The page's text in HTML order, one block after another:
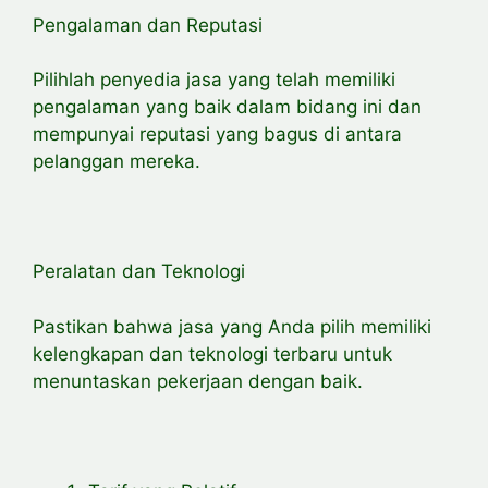
Pengalaman dan Reputasi
Pilihlah penyedia jasa yang telah memiliki
pengalaman yang baik dalam bidang ini dan
mempunyai reputasi yang bagus di antara
pelanggan mereka.
Peralatan dan Teknologi
Pastikan bahwa jasa yang Anda pilih memiliki
kelengkapan dan teknologi terbaru untuk
menuntaskan pekerjaan dengan baik.